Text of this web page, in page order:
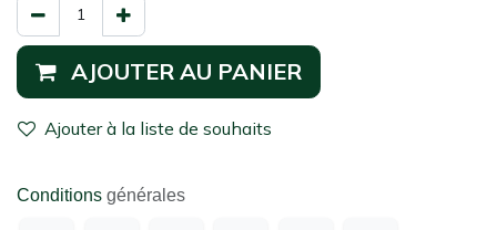
AJOUTER AU PANIER
Ajouter à la liste de souhaits
Conditions générales